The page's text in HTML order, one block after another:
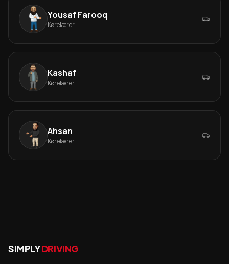
Yousaf Farooq
Kørelærer
Kashaf
Kørelærer
Ahsan
Kørelærer
SIMPLYDRIVING